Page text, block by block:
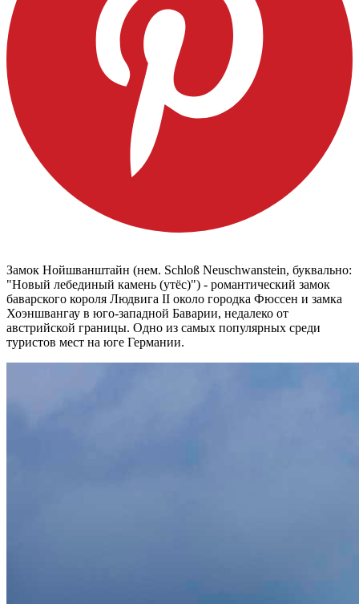
Замок Нойшванштайн (нем. Schloß Neuschwanstein, буквально:
"Новый лебединый камень (утёс)") - романтический замок
баварского короля Людвига II около городка Фюссен и замка
Хоэншвангау в юго-западной Баварии, недалеко от
австрийской границы. Одно из самых популярных среди
туристов мест на юге Германии.